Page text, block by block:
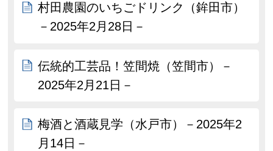
村田農園のいちごドリンク（鉾田市）
－2025年2月28日－
伝統的工芸品！笠間焼（笠間市）－
2025年2月21日－
梅酒と酒蔵見学（水戸市）－2025年2
月14日－